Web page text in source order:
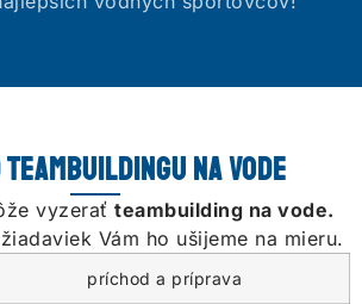
na vode
vyzeraťteambuilding na vode.
Vám ho ušijeme na mieru.
príchod a príprava